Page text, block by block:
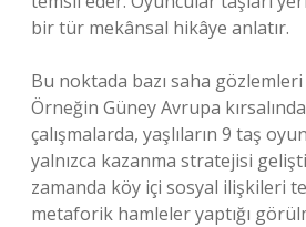
bir tür mekânsal hikâye anlatır.
Bu noktada bazı saha gözlemleri
Örneğin Güney Avrupa
çalışmalarda, yaşlıların 9 taş
yalnızca kazanma stratejisi
zamanda köy içi sosyal ilişkileri
metaforik hamleler yaptığı